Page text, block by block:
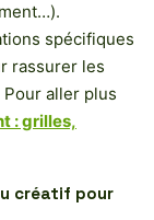
spécifiques
rassurer les
aller plus
: grilles,
créatif pour